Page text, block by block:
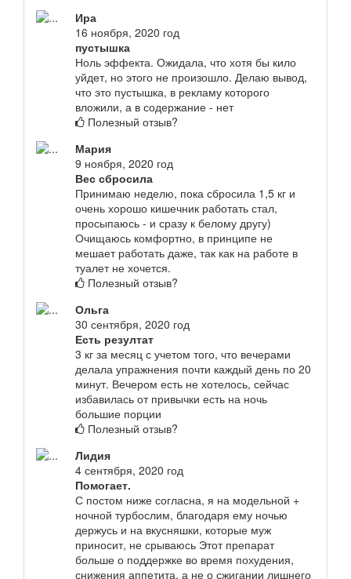
Ира
16 ноября, 2020 год
пустышка
Ноль эффекта. Ожидала, что хотя бы кило
уйдет, но этого не произошло. Делаю вывод,
что это пустышка, в рекламу которого
вложили, а в содержание - нет
Полезный отзыв?
Мария
9 ноября, 2020 год
Вес сбросила
Принимаю неделю, пока сбросила 1,5 кг и
очень хорошо кишечник работать стал,
просыпаюсь - и сразу к белому другу)
Очищаюсь комфортно, в принципе не
мешает работать даже, так как на работе в
туалет не хочется.
Полезный отзыв?
Ольга
30 сентября, 2020 год
Есть резултат
3 кг за месяц с учетом того, что вечерами
делала упражнения почти каждый день по 20
минут. Вечером есть не хотелось, сейчас
избавилась от привычки есть на ночь
большие порции
Полезный отзыв?
Лидия
4 сентября, 2020 год
Помогает.
С постом ниже согласна, я на модельной +
ночной турбослим, благодаря ему ночью
держусь и на вкусняшки, которые муж
приносит, не срываюсь Этот препарат
больше о поддержке во время похудения,
снижения аппетита, а не о сжигании лишнего